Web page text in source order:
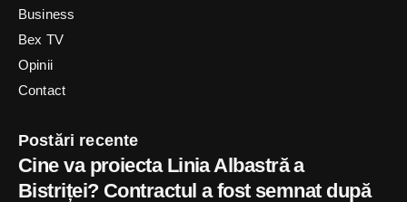
Business
Bex TV
Opinii
Contact
Postări recente
Cine va proiecta Linia Albastră a
Bistriței? Contractul a fost semnat după